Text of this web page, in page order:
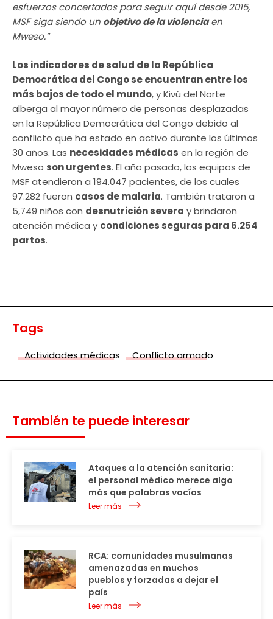
esfuerzos concertados para seguir aquí desde 2015,
MSF siga siendo un objetivo de la violenciaen
Mweso.”
Los indicadores de salud de la República
Democrática del Congo se encuentran entre los
más bajos de todo el mundo, y Kivú del Norte
alberga al mayor número de personas desplazadas
en la República Democrática del Congo debido al
conflicto que ha estado en activo durante los últimos
30 años. Las necesidades médicas en la región de
Mweso son urgentes. El año pasado, los equipos de
MSF atendieron a 194.047 pacientes, de los cuales
97.282 fueron casos de malaria. También trataron a
5,749 niños con desnutrición severa y brindaron
atención médica y condiciones seguras para 6.254
partos.
Tags
Actividades médicas Conflicto armado
También te puede interesar
Ataques a la atención sanitaria:
el personal médico merece algo
más que palabras vacías
Leer más
RCA: comunidades musulmanas
amenazadas en muchos
pueblos y forzadas a dejar el
país
Leer más